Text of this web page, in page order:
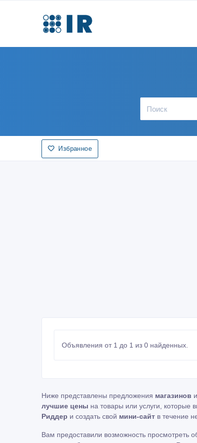
Избранное
Объявления от 1 до 1 из 0 найденных.
Ниже представлены предложения магазинов
лучшие цены на товары или услуги, которые
Риддер и создать свой мини-сайт в течение
Вам предоставили возможность просмотреть